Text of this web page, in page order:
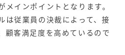
インポイントとなります。
は従業員の決裁によって、接
顧客満足度を高めているので